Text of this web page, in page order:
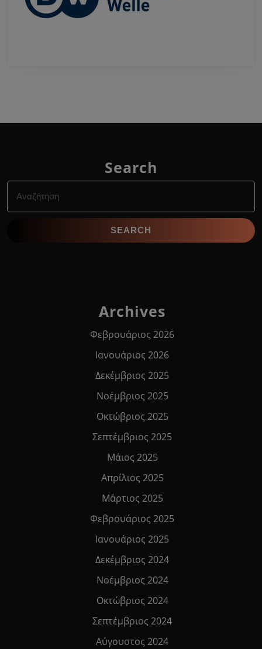
Search
for:
Archives
Φεβρουάριος 2026
Ιανουάριος 2026
Δεκέμβριος 2025
Νοέμβριος 2025
Οκτώβριος 2025
Σεπτέμβριος 2025
Μάιος 2025
Απρίλιος 2025
Μάρτιος 2025
Φεβρουάριος 2025
Ιανουάριος 2025
Δεκέμβριος 2024
Νοέμβριος 2024
Οκτώβριος 2024
Σεπτέμβριος 2024
Αύγουστος 2024